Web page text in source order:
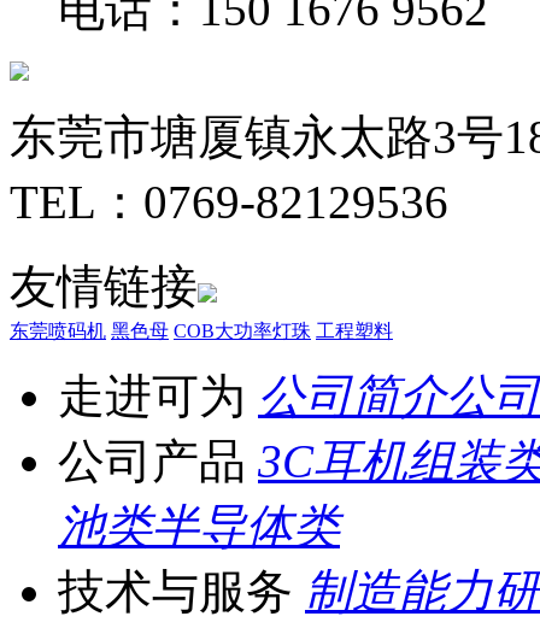
东莞市塘厦镇永太路3号
TEL：0769-82129536
友情链接
东莞喷码机 黑色母 COB大功率灯珠 工程塑料
走进可为 公司简介公
公司产品 3C耳机组装
池类半导体类
技术与服务 制造能力